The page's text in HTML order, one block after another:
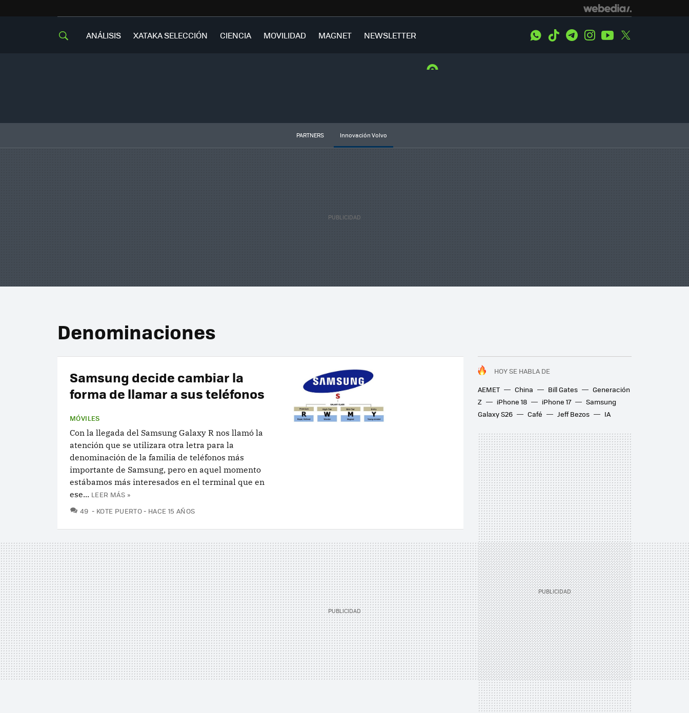
ANÁLISIS XATAKA SELECCIÓN CIENCIA MOVILIDAD MAGNET NEWSLETTER WhatsApp
Tiktok TelegramInstagramYoutube
PARTNERS Innovación Volvo
Denominaciones
HOY SE HABLA DE
AEMET
China Bill Gates
Generación
Z
iPhone 18 iPhone 17
Samsung
Galaxy S26
Café Jeff Bezos IA
Samsung decide cambiar la
forma de llamar a sus teléfonos
MÓVILES
Con la llegada del Samsung Galaxy R nos llamó la
atención que se utilizara otra letra para la
denominación de la familia de teléfonos más
importante de Samsung, pero en aquel momento
estábamos más interesados en el terminal que en
ese... LEER MÁS »
49 COMENTARIOS
KOTE PUERTO HACE 15 AÑOS